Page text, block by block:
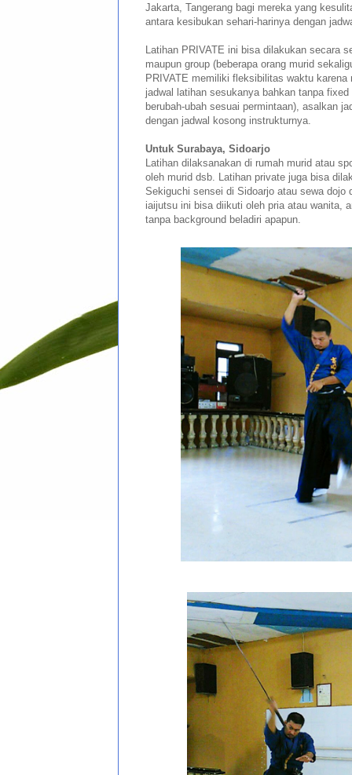
Jakarta, Tangerang bagi mereka yang
antara kesibukan sehari-harinya dengan
Latihan PRIVATE ini bisa dilakukan secara
maupun group (beberapa orang murid
PRIVATE memiliki fleksibilitas waktu karena
jadwal latihan sesukanya bahkan tanpa
berubah-ubah sesuai permintaan), asalkan
dengan jadwal kosong instrukturnya.
Untuk Surabaya, Sidoarjo
Latihan dilaksanakan di rumah murid atau
oleh murid dsb. Latihan private juga bisa
Sekiguchi sensei di Sidoarjo atau sewa dojo
iaijutsu ini bisa diikuti oleh pria atau wanita,
tanpa background beladiri apapun.